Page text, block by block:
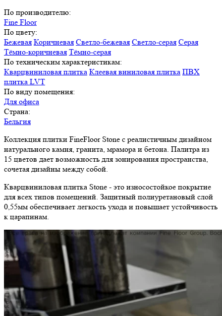
По производителю:
Fine Floor
По цвету:
Бежевая Коричневая Светло-бежевая Светло-серая Серая
Тёмно-коричневая Тёмно-серая
По техническим характеристикам:
Кварцвиниловая плитка Клеевая виниловая плитка ПВХ
плитка LVT
По виду помещения:
Для офиса
Страна:
Бельгия
Коллекция плитки FineFloor Stone с реалистичным дизайном
натурального камня, гранита, мрамора и бетона. Палитра из
15 цветов дает возможность для зонирования пространства,
сочетая дизайны между собой.
Кварцвиниловая плитка Stone - это износостойкое покрытие
для всех типов помещений. Защитный полиуретановый слой
0,55мм обеспечивает легкость ухода и повышает устойчивость
к царапинам.